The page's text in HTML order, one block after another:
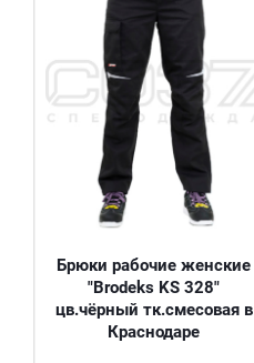
Брюки рабочие женские
"Brodeks KS 328"
цв.чёрный тк.смесовая в
Краснодаре